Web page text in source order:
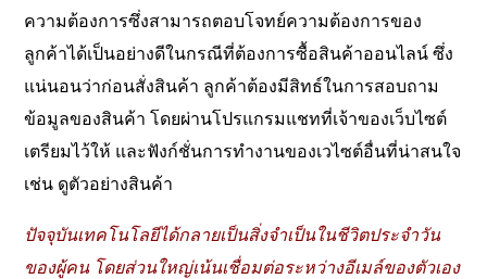
ความต้องการซึ่งสามารถตอบโจทย์ความต้องการของ
ลูกค้าได้เป็นอย่างดีในกรณีที่ต้องการซื้อสินค้าออนไลน์ ซึ่ง
แน่นอนว่าก่อนสั่งสินค้า ลูกค้าต้องมีสิทธ์ในการสอบถาม
ข้อมูลของสินค้า โดยผ่านโปรแกรมแชทที่เจ้าของเว็บไซต์
เตรียมไว้ให้ และฟังก์ชั่นการทำงานของเวไซต์อื่นที่น่าสนใจ
เช่น ดูตัวอย่างสินค้า
ปัจจุบันเทคโนโลยีได้กลายเป็นสิ่งจำเป็นในชีวิตประจำวัน
ของผู้คน โดยส่วนใหญ่เน้นเชื่อมต่อระหว่างอีเมล์ของตัวเอง